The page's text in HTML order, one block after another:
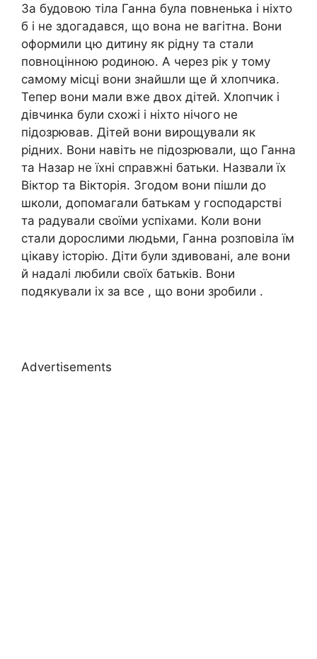
За будовою тіла Ганна була повненька і ніхто
б і не здогадався, що вона не вагітна. Вони
оформили цю дитину як рідну та стали
повноцінною родиною. А через рік у тому
самому місці вони знайшли ще й хлопчика.
Тепер вони мали вже двох дітей. Хлопчик і
дівчинка були схожі і ніхто нічого не
підозрював. Дітей вони вирощували як
рідних. Вони навіть не підозрювали, що Ганна
та Назар не їхні справжні батьки. Назвали їх
Віктор та Вікторія. Згодом вони пішли до
школи, допомагали батькам у господарстві
та радували своїми успіхами. Коли вони
стали дорослими людьми, Ганна розповіла їм
цікаву історію. Діти були здивовані, але вони
й надалі любили своїх батьків. Вони
подякували іх за все , що вони зробили .
Advertisements